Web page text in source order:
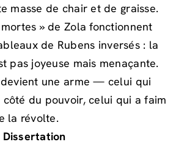
masse de chair et de graisse.
» de Zola fonctionnent
de Rubens inversés : la
pas joyeuse mais menaçante.
une arme — celui qui
côté du pouvoir, celui qui a faim
la révolte.